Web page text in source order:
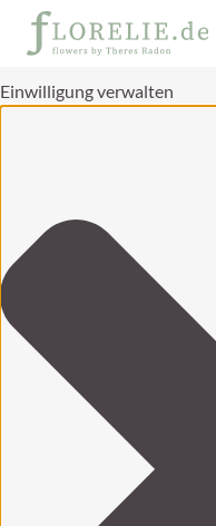
Einwilligung verwalten